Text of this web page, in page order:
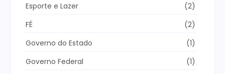
Esporte e Lazer
(2)
FÉ
(2)
Governo do Estado
(1)
Governo Federal
(1)